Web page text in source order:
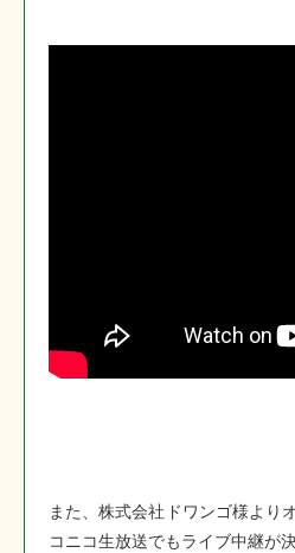
また、株式会社ドワンゴ様より
コニコ生放送でもライブ中継が